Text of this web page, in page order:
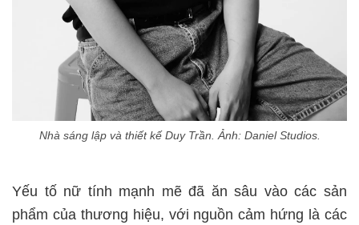
Nhà sáng lập và thiết kế Duy Trần. Ảnh: Daniel Studios.
Yếu tố nữ tính mạnh mẽ đã ăn sâu vào các sản
phẩm của thương hiệu, với nguồn cảm hứng là các